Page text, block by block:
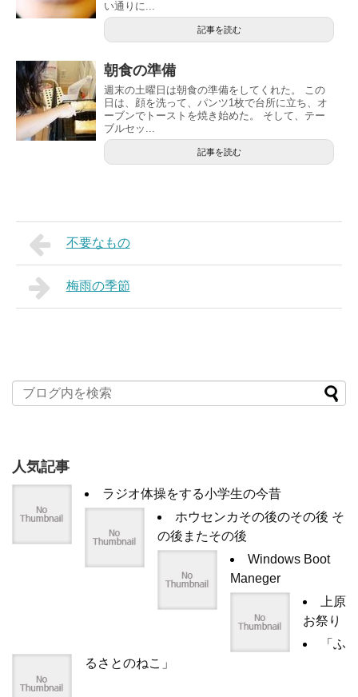
い通りに...
記事を読む
朝食の準備
週末の土曜日は朝食の準備をしてくれた。 この
日は、顔を洗って、パンツ1枚で台所に立ち、オ
ーブンでトーストを焼き始めた。 そして、テー
ブルセッ...
記事を読む
不要なもの
梅雨の季節
人気記事
ラジオ体操をする小学生の今昔
ホウセンカその後のその後 そ
の後またその後
Windows Boot
Maneger
上原
お祭り
「ふ
るさとのねこ」